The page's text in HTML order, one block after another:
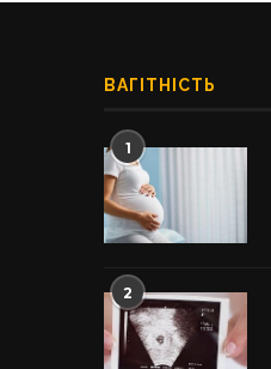
ВАГІТНІСТЬ
1
2